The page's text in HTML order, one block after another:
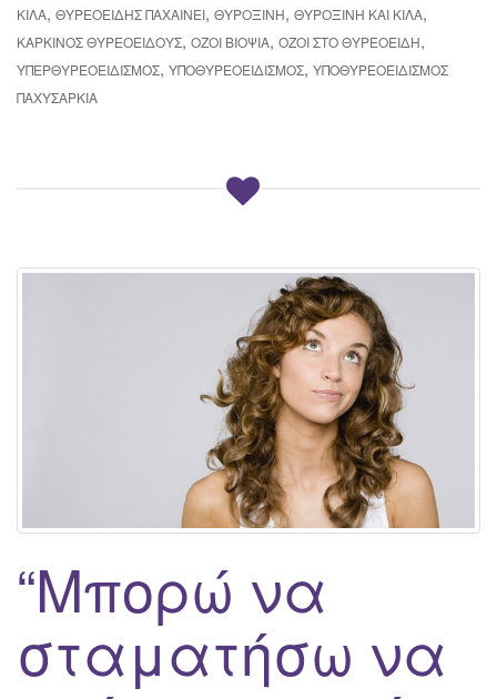
ΚΙΛΆ, ΘΥΡΕΟΕΙΔΗΣ ΠΑΧΑΙΝΕΙ, ΘΥΡΟΞΊΝΗ, ΘΥΡΟΞΊΝΗ ΚΑΙ ΚΙΛΆ,
ΚΑΡΚΊΝΟΣ ΘΥΡΕΟΕΙΔΟΎΣ, ΌΖΟΙ ΒΙΟΨΊΑ, ΌΖΟΙ ΣΤΟ ΘΥΡΕΟΕΙΔΉ,
ΥΠΕΡΘΥΡΕΟΕΙΔΙΣΜΌΣ, ΥΠΟΘΥΡΕΟΕΙΔΙΣΜΌΣ, ΥΠΟΘΥΡΕΟΕΙΔΙΣΜΌΣ
ΠΑΧΥΣΑΡΚΊΑ
“Μπορώ να
σταματήσω να